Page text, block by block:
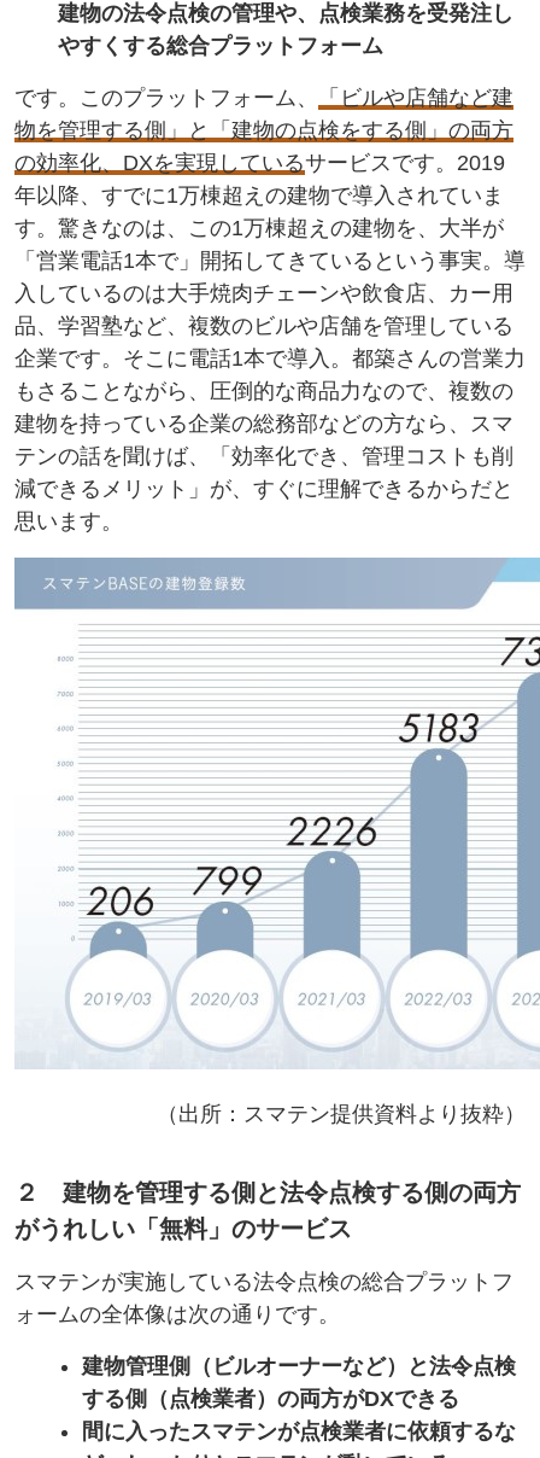
建物の法令点検の管理や、点検業務を受発注し
やすくする総合プラットフォーム
です。このプラットフォーム、
「ビルや店舗など建
物を管理する側」と「建物の点検をする側」の両方
の効率化、DXを実現しているサービスです。2019
年以降、すでに1万棟超えの建物で導入されていま
す。驚きなのは、この1万棟超えの建物を、大半が
「営業電話1本で」開拓してきているという事実。導
入しているのは大手焼肉チェーンや飲食店、カー用
品、学習塾など、複数のビルや店舗を管理している
企業です。そこに電話1本で導入。都築さんの営業力
もさることながら、圧倒的な商品力なので、複数の
建物を持っている企業の総務部などの方なら、スマ
テンの話を聞けば、「効率化でき、管理コストも削
減できるメリット」が、すぐに理解できるからだと
思います。
（出所：スマテン提供資料より抜粋）
２ 建物を管理する側と法令点検する側の両方
がうれしい「無料」のサービス
スマテンが実施している法令点検の総合プラットフ
ォームの全体像は次の通りです。
建物管理側（ビルオーナーなど）と法令点検
する側（点検業者）の両方がDXできる
間に入ったスマテンが点検業者に依頼するな